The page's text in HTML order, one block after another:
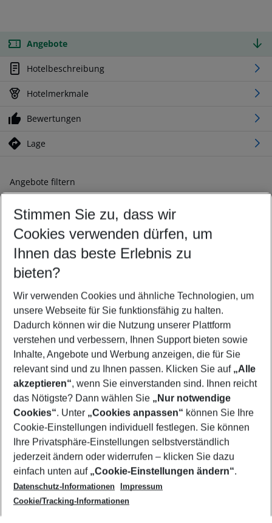
Angebote
Hotelbeschreibung
Hotelmerkmale
Bewertungen
Lage
Angebote filtern
Ändern Sie Ihre Kriterien nach Ihren Wünschen
Abflughafen wählen
Beliebiger Abflughafen
Reisezeitraum wählen
08.08.26– 06.08.27 5-8 Nächte
2 Erwachsene Keine Kinder
Mehr Filter anzeigen
Footer
Footer navigation
Über uns
AGB
Cookie-Einstellungen ändern
Cookie-Richtlinie
Datenschutz
Service & Hilfe
Barrierefreies Reisen
Check-in
Folgen Sie uns
Stimmen Sie zu, dass wir
Cookies verwenden dürfen, um
Ihnen das beste Erlebnis zu
bieten?
Wir verwenden Cookies und ähnliche Technologien, um
unsere Webseite für Sie funktionsfähig zu halten.
Dadurch können wir die Nutzung unserer Plattform
verstehen und verbessern, Ihnen Support bieten sowie
Inhalte, Angebote und Werbung anzeigen, die für Sie
relevant sind und zu Ihnen passen. Klicken Sie auf „Alle
akzeptieren“, wenn Sie einverstanden sind. Ihnen reicht
das Nötigste? Dann wählen Sie „Nur notwendige
Cookies“. Unter „Cookies anpassen“ können Sie Ihre
Cookie-Einstellungen individuell festlegen. Sie können
Ihre Privatsphäre-Einstellungen selbstverständlich
jederzeit ändern oder widerrufen – klicken Sie dazu
einfach unten auf „Cookie-Einstellungen ändern“.
Datenschutz-Informationen
Impressum
Cookie/Tracking-Informationen